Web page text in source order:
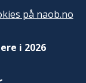
på naob.no
i 2026